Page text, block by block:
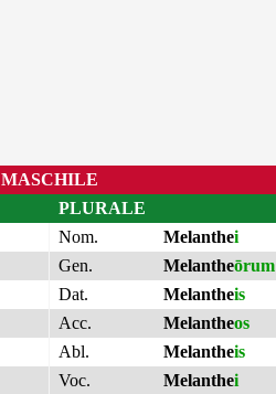
MASCHILE
PLURALE
Nom.
Melanthei
Gen.
Melantheōrum
Dat.
Melantheis
Acc.
Melantheos
Abl.
Melantheis
Voc.
Melanthei